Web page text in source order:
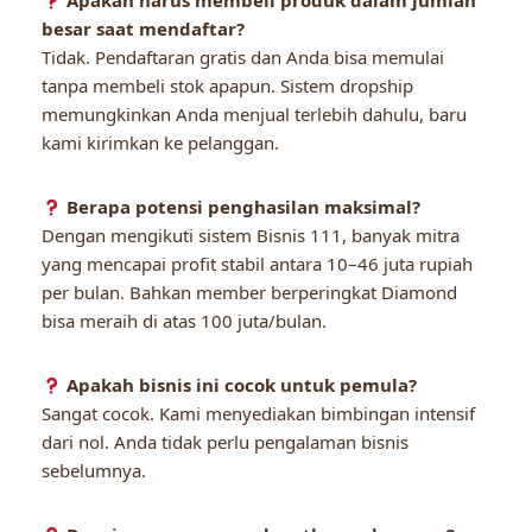
besar saat mendaftar?
Tidak. Pendaftaran gratis dan Anda bisa memulai
tanpa membeli stok apapun. Sistem dropship
memungkinkan Anda menjual terlebih dahulu, baru
kami kirimkan ke pelanggan.
Berapa potensi penghasilan maksimal?
Dengan mengikuti sistem Bisnis 111, banyak mitra
yang mencapai profit stabil antara 10–46 juta rupiah
per bulan. Bahkan member berperingkat Diamond
bisa meraih di atas 100 juta/bulan.
Apakah bisnis ini cocok untuk pemula?
Sangat cocok. Kami menyediakan bimbingan intensif
dari nol. Anda tidak perlu pengalaman bisnis
sebelumnya.